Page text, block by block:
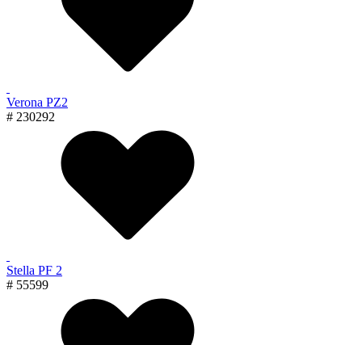
Verona PZ2
# 230292
Stella PF 2
# 55599